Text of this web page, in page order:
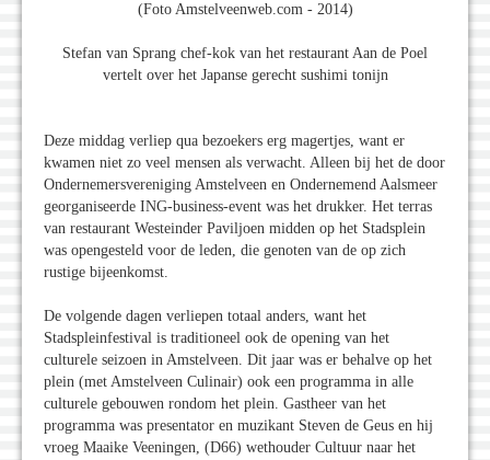
(Foto Amstelveenweb.com - 2014)
Stefan van Sprang chef-kok van het restaurant Aan de Poel
vertelt over het Japanse gerecht sushimi tonijn
Deze middag verliep qua bezoekers erg magertjes, want er
kwamen niet zo veel mensen als verwacht. Alleen bij het de door
Ondernemersvereniging Amstelveen en Ondernemend Aalsmeer
georganiseerde ING-business-event was het drukker. Het terras
van restaurant Westeinder Paviljoen midden op het Stadsplein
was opengesteld voor de leden, die genoten van de op zich
rustige bijeenkomst.
De volgende dagen verliepen totaal anders, want het
Stadspleinfestival is traditioneel ook de opening van het
culturele seizoen in Amstelveen. Dit jaar was er behalve op het
plein (met Amstelveen Culinair) ook een programma in alle
culturele gebouwen rondom het plein. Gastheer van het
programma was presentator en muzikant Steven de Geus en hij
vroeg Maaike Veeningen, (D66) wethouder Cultuur naar het